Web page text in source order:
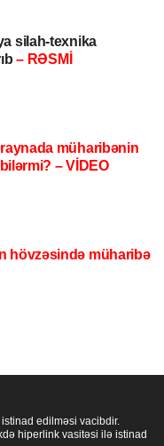
silah-texnika
– RƏSMİ
müharibənin
– VİDEO
hövzəsində müharibə
istinad edilməsi vacibdir.
hiperlink vasitəsi ilə istinad